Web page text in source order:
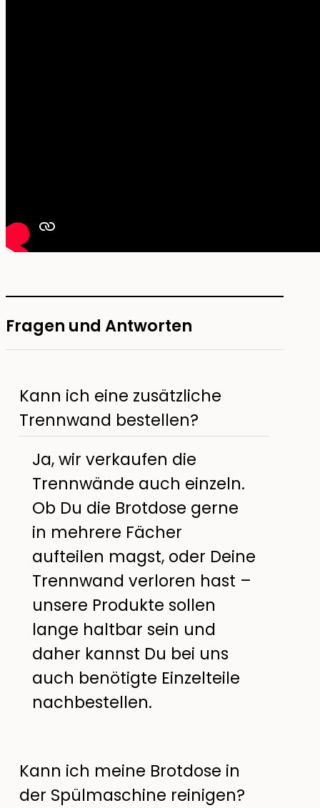
Fragen und Antworten
Kann ich eine zusätzliche
Trennwand bestellen?
Ja, wir verkaufen die
Trennwände auch einzeln.
Ob Du die Brotdose gerne
in mehrere Fächer
aufteilen magst, oder Deine
Trennwand verloren hast –
unsere Produkte sollen
lange haltbar sein und
daher kannst Du bei uns
auch benötigte Einzelteile
nachbestellen.
Kann ich meine Brotdose in
der Spülmaschine reinigen?